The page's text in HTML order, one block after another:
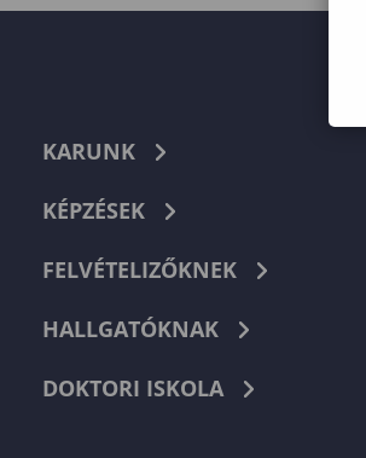
KARUNK
KÉPZÉSEK
FELVÉTELIZŐKNEK
HALLGATÓKNAK
DOKTORI ISKOLA